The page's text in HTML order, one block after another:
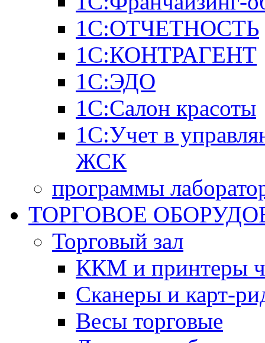
1С:ОТЧЕТНОСТЬ
1С:КОНТРАГЕНТ
1С:ЭДО
1С:Салон красоты
1С:Учет в
ЖСК
программы
ТОРГОВОЕ
Торговый зал
ККМ и принтеры
Сканеры и карт-
Весы торговые